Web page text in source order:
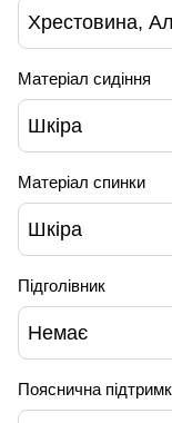
Хрестовина,
Матеріал сидіння
Шкіра
Матеріал спинки
Шкіра
Підголівник
Немає
Пояснична